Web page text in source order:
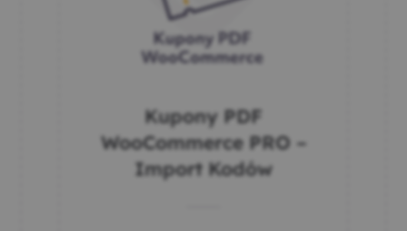
Kupony PDF
WooCommerce PRO –
Import Kodów